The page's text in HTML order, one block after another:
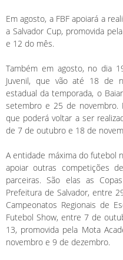
Em agosto, a FBF apoiará a
a Salvador Cup, promovida
e 12 do mês.
Também em agosto, no dia
Juvenil, que vão até 18 de
estadual da temporada, o
setembro e 25 de novembro.
que poderá voltar a ser
de 7 de outubro e 18 de
A entidade máxima do futebol
apoiar outras competições
parceiras. São elas as
Prefeitura de Salvador, entre
Campeonatos Regionais de
Futebol Show, entre 7 de
13, promovida pela Mota
novembro e 9 de dezembro.